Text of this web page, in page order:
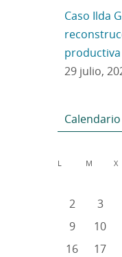
Caso Ilda
productiva
29 julio,
Calendario
L M X
2
3
9
10
16
17